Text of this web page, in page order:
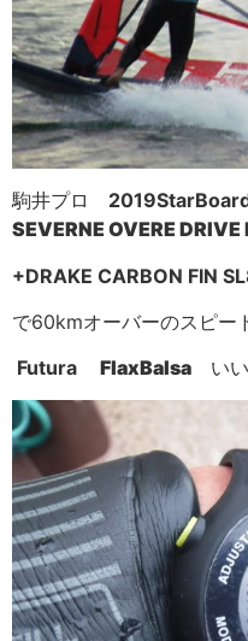
駒井プロ
SEVERNE OVERE DRIVE
+DRAKE CARBON FIN
で60kmオーバーのスピー
Futura
FlaxBalsa い